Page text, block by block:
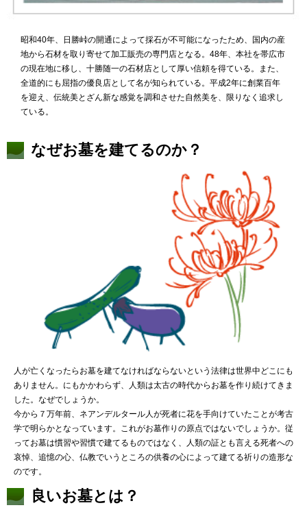
昭和40年、日勝峠の開通によって採石が不可能になったため、国内の産
地から石材を取り寄せて加工販売の専門店となる。48年、本社を帯広市
の現在地に移し、十勝随一の石材店として厚い信頼を得ている。また、
全道的にも屈指の優良店として名が知られている。平成2年に創業百年
を迎え、伝統美とざん新な感覚を調和させた自然美を、限りなく追求し
ている。
なぜお墓を建てるのか？
人が亡くなったらお墓を建てなければならないという法律は世界中どこにも
ありません。にもかかわらず、人類は太古の時代からお墓を作り続けてきま
した。なぜでしょうか。
今から７万年前、ネアンデルタール人が死者に花を手向けていたことが考古
学で明らかとなっています。これがお墓作りの原点ではないでしょうか。従
ってお墓は慣習や習慣で建てるものではなく、人類の証とも言える死者への
哀悼、追憶の心、仏教でいうところの供養の心によって建てる祈りの造形な
のです。
良いお墓とは？